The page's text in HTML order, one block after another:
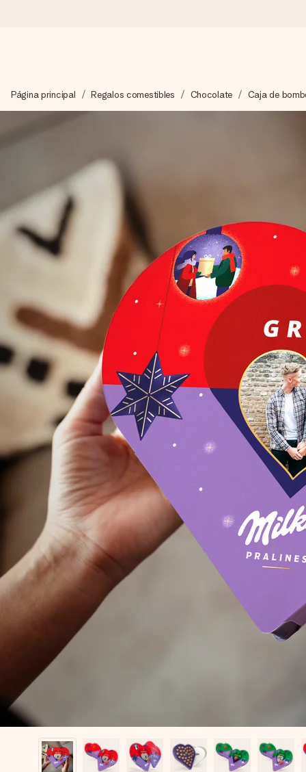
Preparamos tu regalo con cuidado y lo enviamos al vuelo,
4,5 (basado en +15.000 opiniones)
Nuestros regalos inspiran. Los clientes nos dan un 4,5 en
Tarjeta de felicitación gratuita
Crea algo único en pocos pasos – con su nombre, tu foto o
Página principal Regalos comestibles Chocolate Caja de